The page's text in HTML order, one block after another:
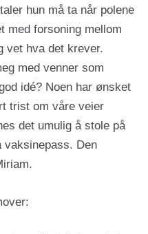
hun må ta når polene
med forsoning mellom
vet hva det krever.
med venner som
idé? Noen har ønsket
trist om våre veier
det umulig å stole på
vaksinepass. Den